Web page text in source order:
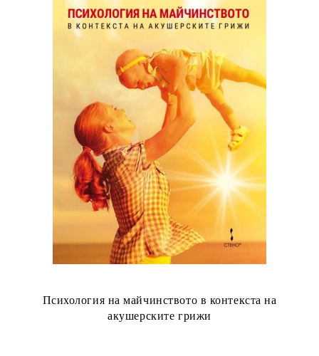
Психология на майчинството в контекста на
акушерските грижи